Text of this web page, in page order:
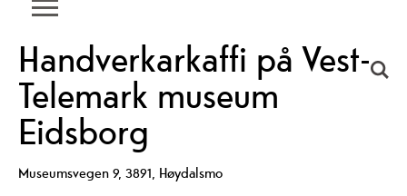
Handverkarkaffi på Vest-
Telemark museum
Eidsborg
Museumsvegen 9, 3891, Høydalsmo